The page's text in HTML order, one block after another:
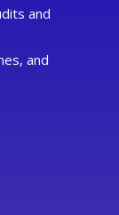
and
and